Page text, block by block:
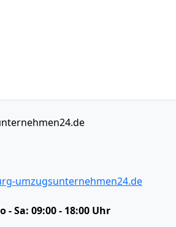
umzugsunternehmen24.de
- Sa: 09:00 - 18:00 Uhr